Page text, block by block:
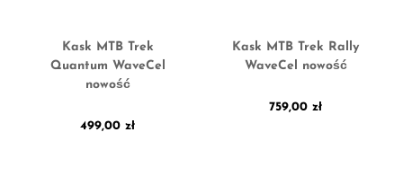
Kask MTB Trek
Quantum WaveCel
nowość
499,00 zł
Kask MTB Trek Rally
WaveCel nowość
759,00 zł